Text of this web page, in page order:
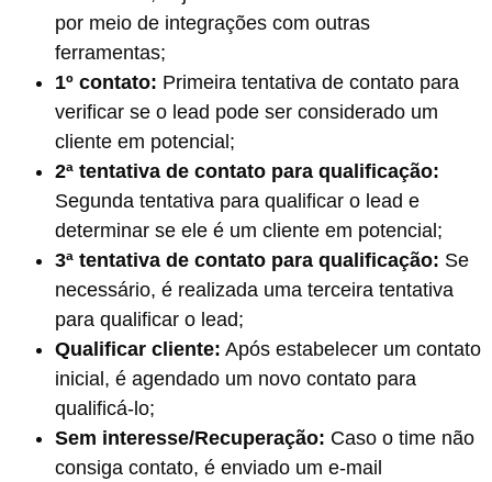
por meio de integrações com outras
ferramentas;
1º contato: Primeira tentativa de contato para
verificar se o lead pode ser considerado um
cliente em potencial;
2ª tentativa de contato para qualificação:
Segunda tentativa para qualificar o lead e
determinar se ele é um cliente em potencial;
3ª tentativa de contato para qualificação: Se
necessário, é realizada uma terceira tentativa
para qualificar o lead;
Qualificar cliente: Após estabelecer um contato
inicial, é agendado um novo contato para
qualificá-lo;
Sem interesse/Recuperação: Caso o time não
consiga contato, é enviado um e-mail